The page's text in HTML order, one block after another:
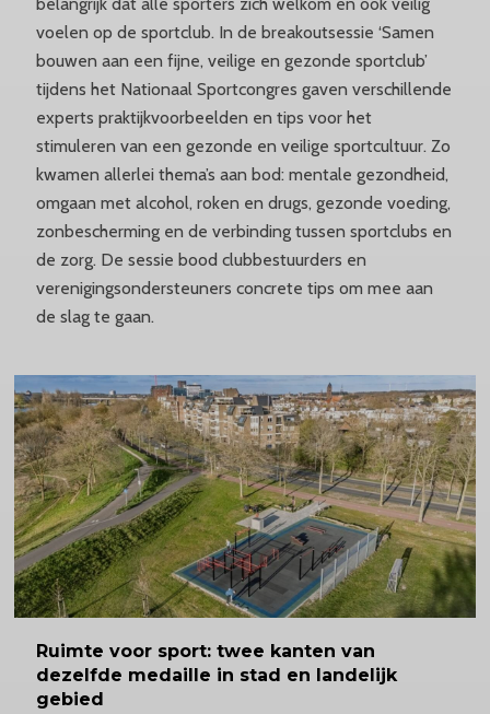
voelen op de sportclub. In de breakoutsessie ‘Samen
bouwen aan een fijne, veilige en gezonde sportclub’
tijdens het Nationaal Sportcongres gaven verschillende
experts praktijkvoorbeelden en tips voor het
stimuleren van een gezonde en veilige sportcultuur. Zo
kwamen allerlei thema’s aan bod: mentale gezondheid,
omgaan met alcohol, roken en drugs, gezonde voeding,
zonbescherming en de verbinding tussen sportclubs en
de zorg. De sessie bood clubbestuurders en
verenigingsondersteuners concrete tips om mee aan
de slag te gaan.
Ruimte voor sport: twee kanten van
dezelfde medaille in stad en landelijk
gebied